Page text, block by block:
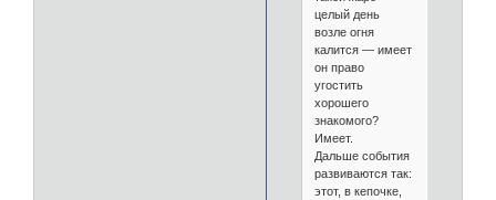
целый день
возле огня
калится — имеет
он право
угостить
хорошего
знакомого?
Имеет.
Дальше события
развиваются так:
этот, в кепочке,